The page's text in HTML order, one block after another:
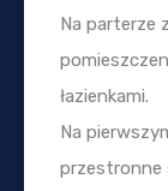
Na parterze
łazienkami.
Na
przestronne